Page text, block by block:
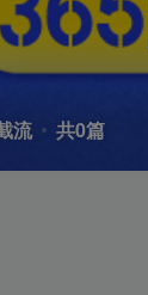
流 共0篇